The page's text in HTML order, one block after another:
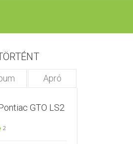
Apró
GTO LS2
2